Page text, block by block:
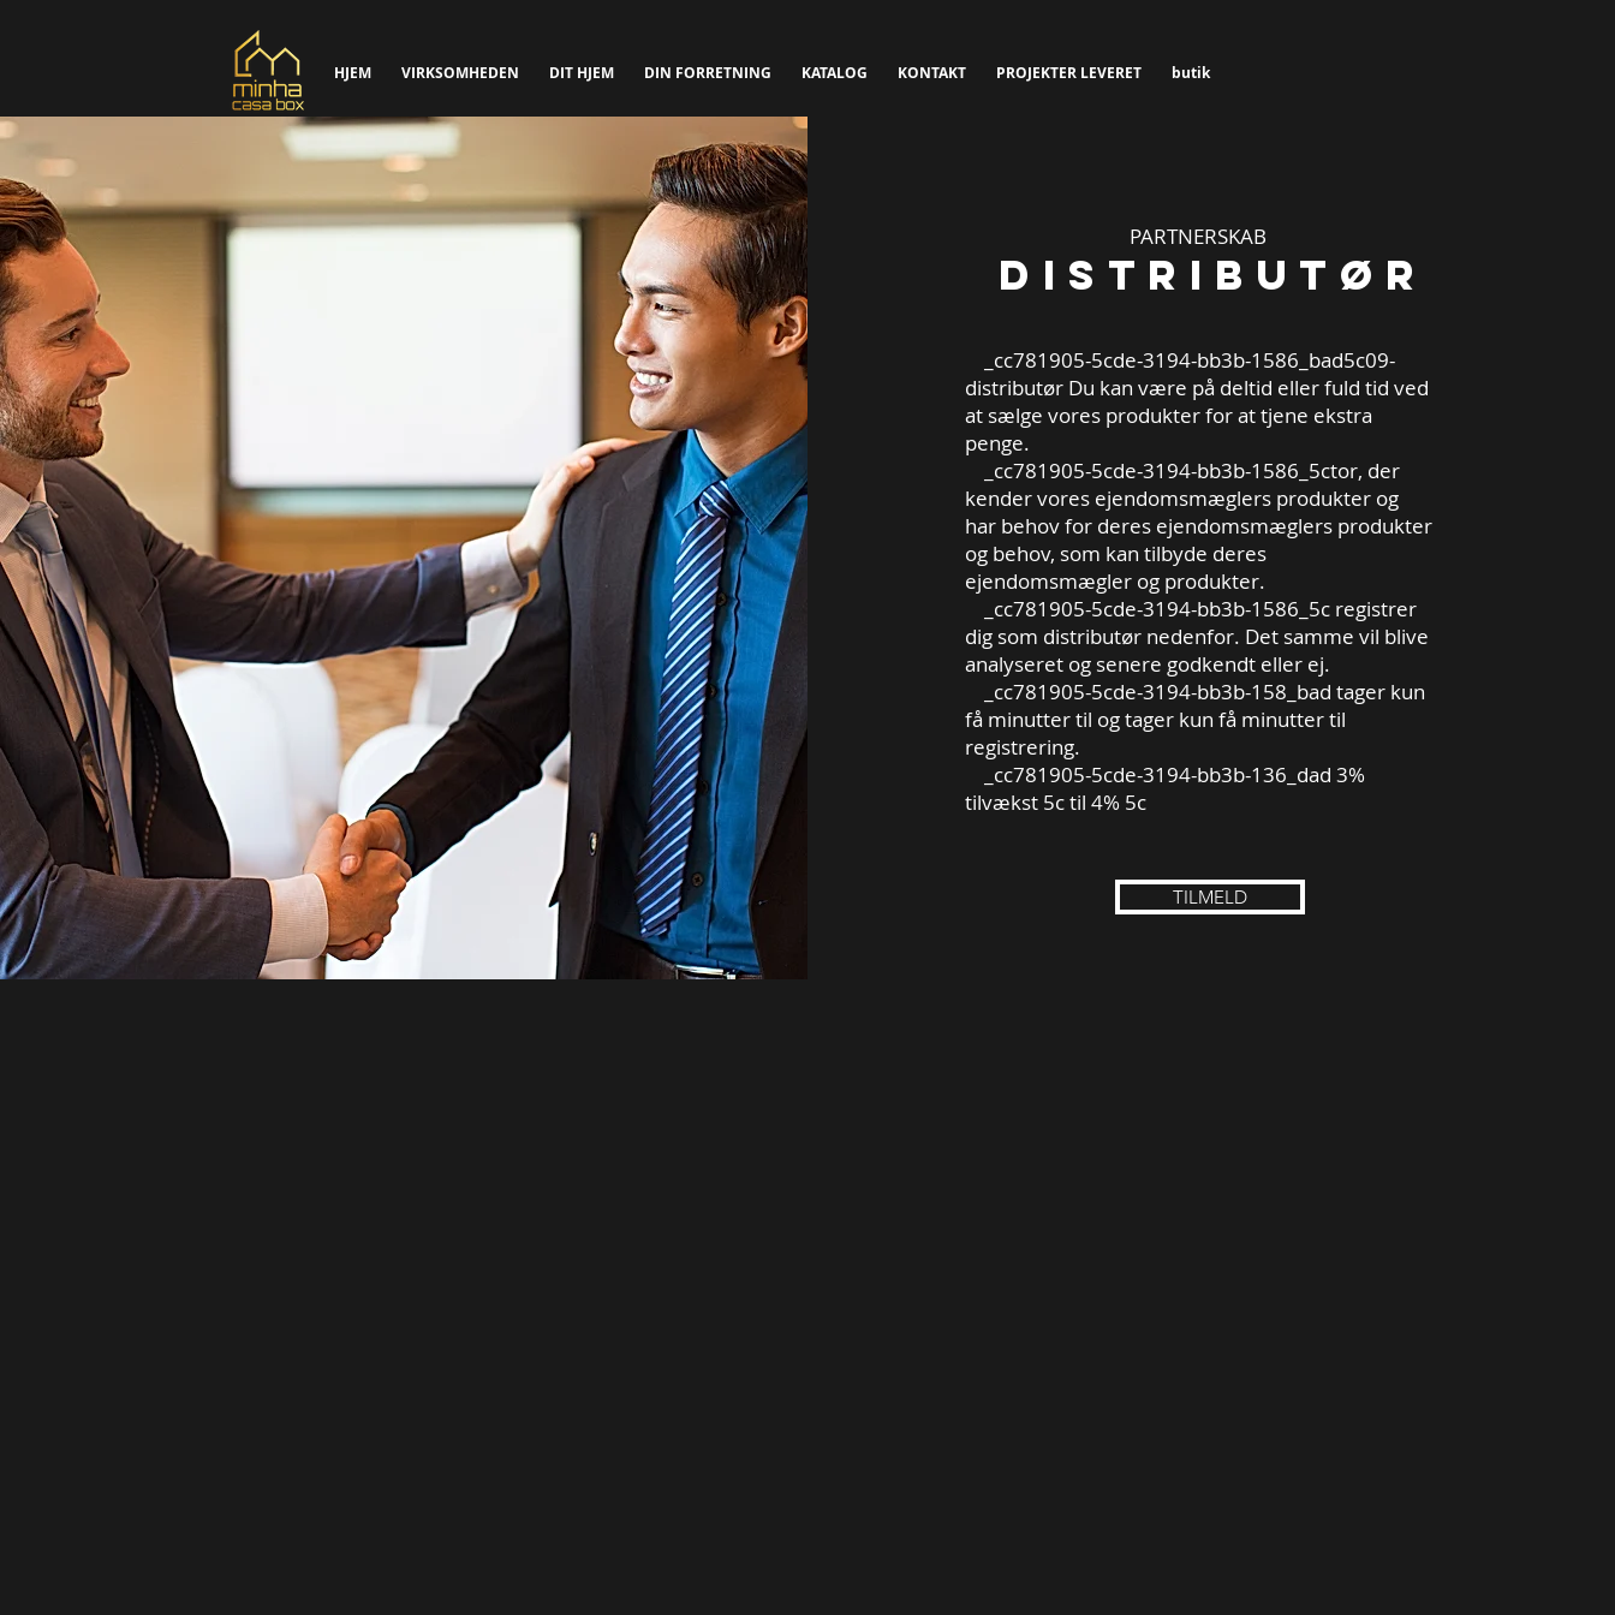
HJEM VIRKSOMHEDEN DIT HJEM DIN FORRETNING KATALOG KONTAKT PROJEKTER LEVERET butik
PARTNERSKAB
distributør
_cc781905-5cde-3194-bb3b-1586_bad5c09-
distributør Du kan være på deltid eller fuld tid ved
at sælge vores produkter for at tjene ekstra
penge.
_cc781905-5cde-3194-bb3b-1586_5ctor, der
kender vores ejendomsmæglers produkter og
har behov for deres ejendomsmæglers produkter
og behov, som kan tilbyde deres
ejendomsmægler og produkter.
_cc781905-5cde-3194-bb3b-1586_5c registrer
dig som distributør nedenfor. Det samme vil blive
analyseret og senere godkendt eller ej.
_cc781905-5cde-3194-bb3b-158_bad tager kun
få minutter til og tager kun få minutter til
registrering.
_cc781905-5cde-3194-bb3b-136_dad 3%
tilvækst 5c til 4% 5c
TILMELD